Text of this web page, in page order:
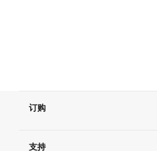
订购
订单状态查询
支持